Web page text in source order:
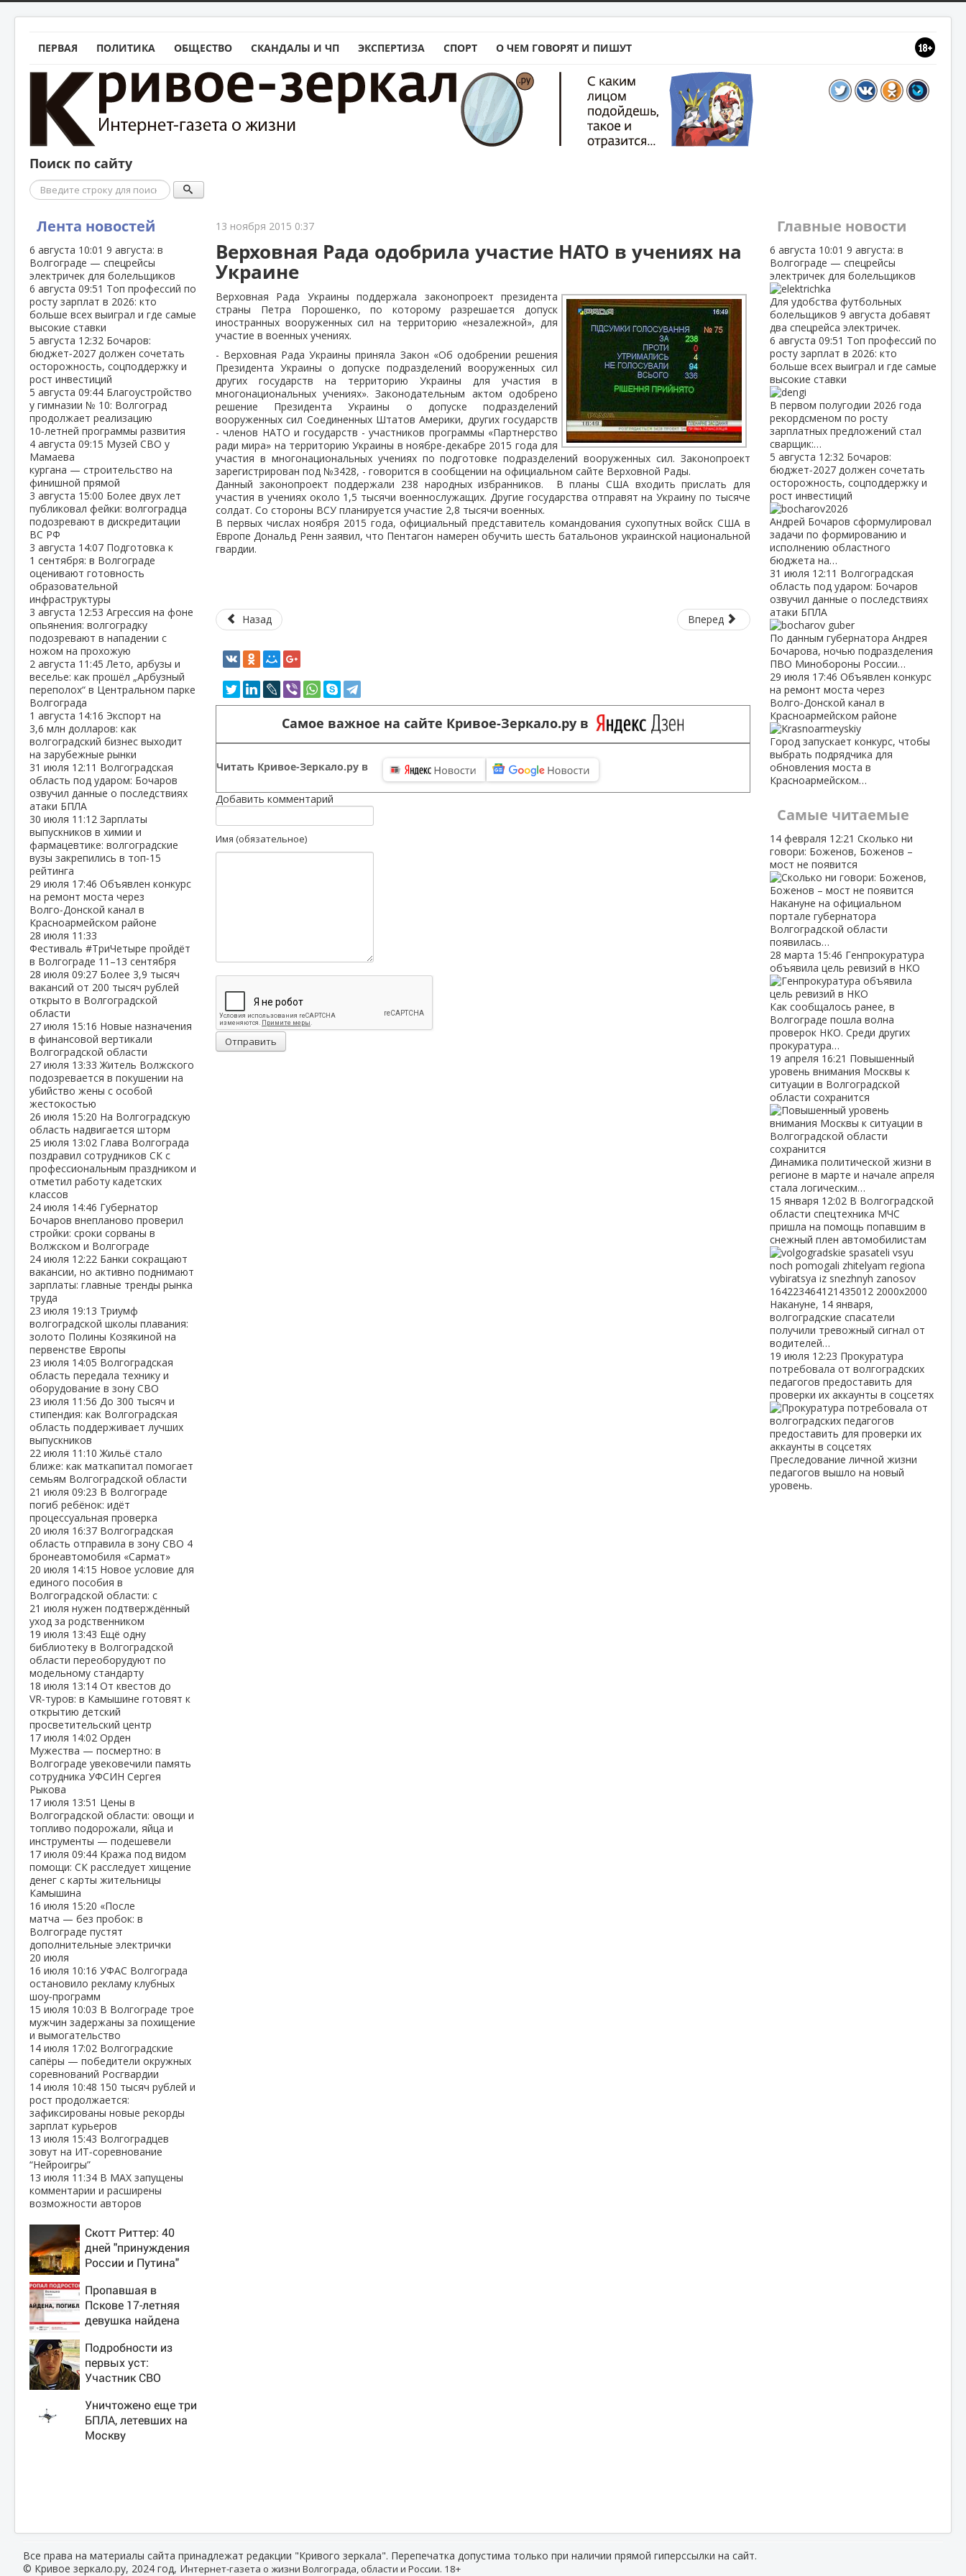
ПЕРВАЯ ПОЛИТИКА ОБЩЕСТВО СКАНДАЛЫ И ЧП ЭКСПЕРТИЗА СПОРТ О ЧЕМ ГОВОРЯТ И ПИШУТ
Поиск по сайту
Поиск
Лента новостей
6 августа 10:01 9 августа: в
Волгограде — спецрейсы
электричек для болельщиков
6 августа 09:51 Топ профессий по
росту зарплат в 2026: кто
больше всех выиграл и где самые
высокие ставки
5 августа 12:32 Бочаров:
бюджет‑2027 должен сочетать
осторожность, соцподдержку и
рост инвестиций
5 августа 09:44 Благоустройство
у гимназии № 10: Волгоград
продолжает реализацию
10‑летней программы развития
4 августа 09:15 Музей СВО у
Мамаева
кургана — строительство на
финишной прямой
3 августа 15:00 Более двух лет
публиковал фейки: волгоградца
подозревают в дискредитации
ВС РФ
3 августа 14:07 Подготовка к
1 сентября: в Волгограде
оценивают готовность
образовательной
инфраструктуры
3 августа 12:53 Агрессия на фоне
опьянения: волгоградку
подозревают в нападении с
ножом на прохожую
2 августа 11:45Лето, арбузы и
веселье: как прошёл „Арбузный
переполох“ в Центральном парке
Волгограда
1 августа 14:16 Экспорт на
3,6 млн долларов: как
волгоградский бизнес выходит
на зарубежные рынки
31 июля 12:11 Волгоградская
область под ударом: Бочаров
озвучил данные о последствиях
атаки БПЛА
30 июля 11:12 Зарплаты
выпускников в химии и
фармацевтике: волгоградские
вузы закрепились в топ‑15
рейтинга
29 июля 17:46 Объявлен конкурс
на ремонт моста через
Волго‑Донской канал в
Красноармейском районе
28 июля 11:33
Фестиваль #ТриЧетыре пройдёт
в Волгограде 11–13 сентября
28 июля 09:27 Более 3,9 тысяч
вакансий от 200 тысяч рублей
открыто в Волгоградской
области
27 июля 15:16 Новые назначения
в финансовой вертикали
Волгоградской области
27 июля 13:33Житель Волжского
подозревается в покушении на
убийство жены с особой
жестокостью
26 июля 15:20 На Волгоградскую
область надвигается шторм
25 июля 13:02 Глава Волгограда
поздравил сотрудников СК с
профессиональным праздником и
отметил работу кадетских
классов
24 июля 14:46 Губернатор
Бочаров внепланово проверил
стройки: сроки сорваны в
Волжском и Волгограде
24 июля 12:22 Банки сокращают
вакансии, но активно поднимают
зарплаты: главные тренды рынка
труда
23 июля 19:13 Триумф
волгоградской школы плавания:
золото Полины Козякиной на
первенстве Европы
23 июля 14:05 Волгоградская
область передала технику и
оборудование в зону СВО
23 июля 11:56 До 300 тысяч и
стипендия: как Волгоградская
область поддерживает лучших
выпускников
22 июля 11:10Жильё стало
ближе: как маткапитал помогает
семьям Волгоградской области
21 июля 09:23 В Волгограде
погиб ребёнок: идёт
процессуальная проверка
20 июля 16:37 Волгоградская
область отправила в зону СВО 4
бронеавтомобиля «Сармат»
20 июля 14:15 Новое условие для
единого пособия в
Волгоградской области: с
21 июля нужен подтверждённый
уход за родственником
19 июля 13:43 Ещё одну
библиотеку в Волгоградской
области переоборудуют по
модельному стандарту
18 июля 13:14 От квестов до
VR‑туров: в Камышине готовят к
открытию детский
просветительский центр
17 июля 14:02 Орден
Мужества — посмертно: в
Волгограде увековечили память
сотрудника УФСИН Сергея
Рыкова
17 июля 13:51 Цены в
Волгоградской области: овощи и
топливо подорожали, яйца и
инструменты — подешевели
17 июля 09:44 Кража под видом
помощи: СК расследует хищение
денег с карты жительницы
Камышина
16 июля 15:20 «После
матча — без пробок: в
Волгограде пустят
дополнительные электрички
20 июля
16 июля 10:16 УФАС Волгограда
остановило рекламу клубных
шоу‑программ
15 июля 10:03 В Волгограде трое
мужчин задержаны за похищение
и вымогательство
14 июля 17:02 Волгоградские
сапёры — победители окружных
соревнований Росгвардии
14 июля 10:48 150 тысяч рублей и
рост продолжается:
зафиксированы новые рекорды
зарплат курьеров
13 июля 15:43 Волгоградцев
зовут на ИТ‑соревнование
“Нейроигры”
13 июля 11:34 В МАХ запущены
комментарии и расширены
возможности авторов
Скотт Риттер: 40
дней "принуждения
России и Путина"
крах режима
Зеленского
Пропавшая в
Пскове 17-летняя
девушка найдена
Подробности из
первых уст:
Участник СВО
спасло его в
схватке с медведем
Уничтожено еще три
БПЛА, летевших на
Москву
13 ноября 2015 0:37
Верховная Рада одобрила участие НАТО в учениях на
Украине
Верховная Рада Украины поддержала законопроект президента
страны Петра Порошенко, по которому разрешается допуск
иностранных вооруженных сил на территорию «незалежной», для
участие в военных учениях.
- Верховная Рада Украины приняла Закон «Об одобрении решения
Президента Украины о допуске подразделений вооруженных сил
других государств на территорию Украины для участия в
многонациональных учениях». Законодательным актом одобрено
решение Президента Украины о допуске подразделений
вооруженных сил Соединенных Штатов Америки, других государств
- членов НАТО и государств - участников программы «Партнерство
ради мира» на территорию Украины в ноябре-декабре 2015 года для
участия в многонациональных учениях по подготовке подразделений вооруженных сил. Законопроект
зарегистрирован под №3428, - говорится в сообщении на официальном сайте Верховной Рады.
Данный законопроект поддержали 238 народных избранников. В планы США входить прислать для
участия в учениях около 1,5 тысячи военнослужащих. Другие государства отправят на Украину по тысяче
солдат. Со стороны ВСУ планируется участие 2,8 тысячи военных.
В первых числах ноября 2015 года, официальный представитель командования сухопутных войск США в
Европе Дональд Ренн заявил, что Пентагон намерен обучить шесть батальонов украинской национальной
гвардии.
Назад Вперед
Самое важное на сайте Кривое-Зеркало.ру в
Читать Кривое-Зеркало.ру в
Добавить комментарий
Имя (обязательное)
Отправить
Главные новости
6 августа 10:01 9 августа: в
Волгограде — спецрейсы
электричек для болельщиков
Для удобства футбольных
болельщиков 9 августа добавят
два спецрейса электричек.
6 августа 09:51 Топ профессий по
росту зарплат в 2026: кто
больше всех выиграл и где самые
высокие ставки
В первом полугодии 2026 года
рекордсменом по росту
зарплатных предложений стал
сварщик:…
5 августа 12:32 Бочаров:
бюджет‑2027 должен сочетать
осторожность, соцподдержку и
рост инвестиций
Андрей Бочаров сформулировал
задачи по формированию и
исполнению областного
бюджета на…
31 июля 12:11 Волгоградская
область под ударом: Бочаров
озвучил данные о последствиях
атаки БПЛА
По данным губернатора Андрея
Бочарова, ночью подразделения
ПВО Минобороны России…
29 июля 17:46 Объявлен конкурс
на ремонт моста через
Волго‑Донской канал в
Красноармейском районе
Город запускает конкурс, чтобы
выбрать подрядчика для
обновления моста в
Красноармейском…
Самые читаемые
14 февраля 12:21 Сколько ни
говори: Боженов, Боженов –
мост не появится
Накануне на официальном
портале губернатора
Волгоградской области
появилась…
28 марта 15:46 Генпрокуратура
объявила цель ревизий в НКО
Как сообщалось ранее, в
Волгограде пошла волна
проверок НКО. Среди других
прокуратура…
19 апреля 16:21 Повышенный
уровень внимания Москвы к
ситуации в Волгоградской
области сохранится
Динамика политической жизни в
регионе в марте и начале апреля
стала логическим…
15 января 12:02 В Волгоградской
области спецтехника МЧС
пришла на помощь попавшим в
снежный плен автомобилистам
Накануне, 14 января,
волгоградские спасатели
получили тревожный сигнал от
водителей…
19 июля 12:23 Прокуратура
потребовала от волгоградских
педагогов предоставить для
проверки их аккаунты в соцсетях
Преследование личной жизни
педагогов вышло на новый
уровень.
Все права на материалы сайта принадлежат редакции "Кривого зеркала". Перепечатка допустима только при наличии прямой гиперссылки на сайт.
© Кривое зеркало.ру, 2024 год, Интернет-газета о жизни Волгограда, области и России. 18+